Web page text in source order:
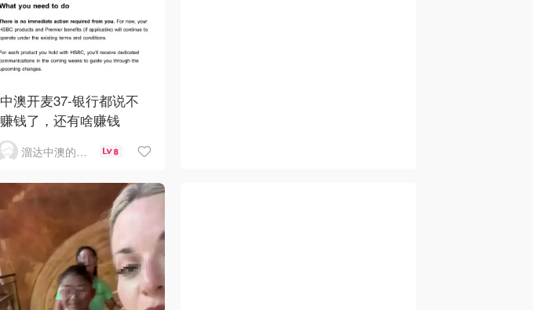
中澳开麦37-银行都说不
赚钱了，还有啥赚钱
溜达中澳的王公子 8